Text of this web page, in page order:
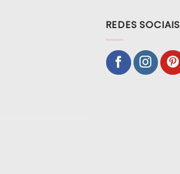
REDES SOCIAIS